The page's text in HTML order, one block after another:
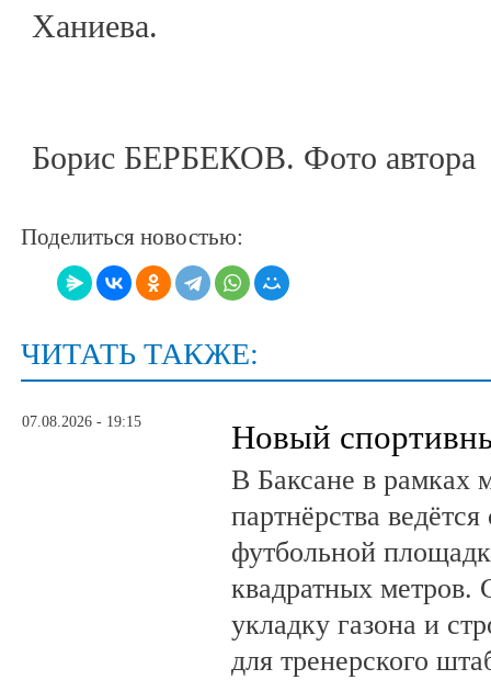
Ханиева.
Борис БЕРБЕКОВ. Фото автора
Поделиться новостью:
ЧИТАТЬ ТАКЖЕ:
07.08.2026 - 19:15 Новый
В Баксане в рамках
партнёрства
футбольной
квадратных метров.
укладку газона и
для тренерского